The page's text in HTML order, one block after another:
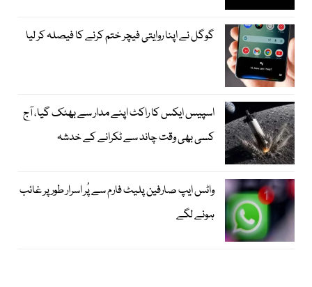
گوگل نے اپنا روایتی فیچر ختم کرنے کا فیصلہ کر لیا
اسپیس ایکس کا راکٹ اپنے مدار سے بھٹک گیا، آج
کسی بھی وقت چاند سے ٹکرانے کے خدشہ
واٹس ایپ صارفین پلیٹ فارم سے پُر اسرار طور پر غائب
ہونے لگے